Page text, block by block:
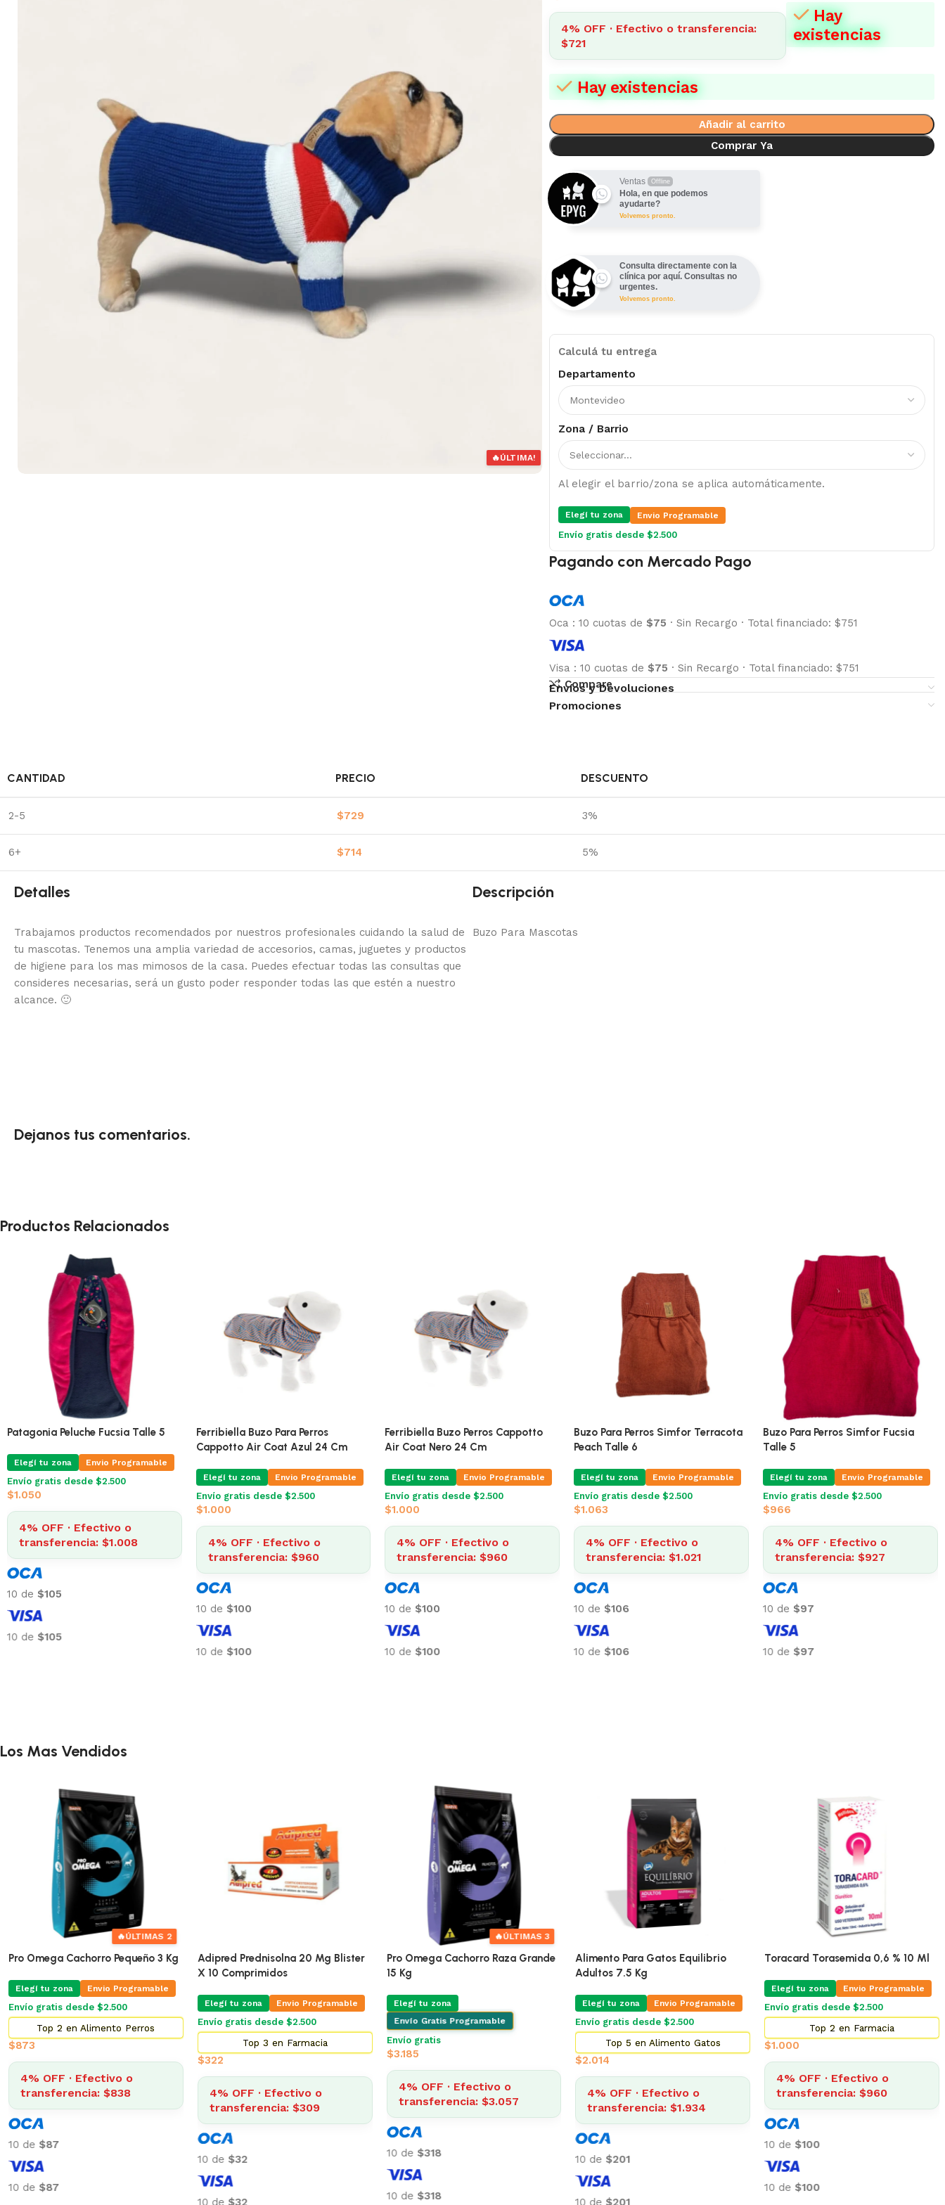
🔥ÚLTIMA!
4% OFF · Efectivo o transferencia:
$721
Hay
existencias
Hay existencias
Añadir al carrito
Comprar Ya
Ventas Offline
Hola, en que podemos
ayudarte?
Volvemos pronto.
Consulta directamente con la
clínica por aquí. Consultas no
urgentes.
Volvemos pronto.
Calculá tu entrega
Departamento
Zona / Barrio
Al elegir el barrio/zona se aplica automáticamente.
Elegí tu zona Envio Programable
Envío gratis desde $2.500
Pagando con Mercado Pago
Oca : 10 cuotas de $75 · Sin Recargo · Total financiado: $751
Visa : 10 cuotas de $75 · Sin Recargo · Total financiado: $751
Compare
Envíos y Devoluciones
Promociones
CANTIDAD PRECIO DESCUENTO
2-5 $729 3%
6+ $714 5%
Detalles
Trabajamos productos recomendados por nuestros profesionales cuidando la salud de
tu mascotas. Tenemos una amplia variedad de accesorios, camas, juguetes y productos
de higiene para los mas mimosos de la casa. Puedes efectuar todas las consultas que
consideres necesarias, será un gusto poder responder todas las que estén a nuestro
alcance. 🙂
Descripción
Buzo Para Mascotas
Dejanos tus comentarios.
Productos Relacionados
Patagonia Peluche Fucsia Talle 5
Elegí tu zona Envio Programable
Envío gratis desde $2.500
$1.050
4% OFF · Efectivo o
transferencia: $1.008
10 de $105
10 de $105
Ferribiella Buzo Para Perros
Cappotto Air Coat Azul 24 Cm
Elegí tu zona Envio Programable
Envío gratis desde $2.500
$1.000
4% OFF · Efectivo o
transferencia: $960
10 de $100
10 de $100
Ferribiella Buzo Perros Cappotto
Air Coat Nero 24 Cm
Elegí tu zona Envio Programable
Envío gratis desde $2.500
$1.000
4% OFF · Efectivo o
transferencia: $960
10 de $100
10 de $100
Buzo Para Perros Simfor Terracota
Peach Talle 6
Elegí tu zona Envio Programable
Envío gratis desde $2.500
$1.063
4% OFF · Efectivo o
transferencia: $1.021
10 de $106
10 de $106
Buzo Para Perros Simfor Fucsia
Talle 5
Elegí tu zona Envio Programable
Envío gratis desde $2.500
$966
4% OFF · Efectivo o
transferencia: $927
10 de $97
10 de $97
Los Mas Vendidos
🔥ÚLTIMAS 2
Pro Omega Cachorro Pequeño 3 Kg
Elegí tu zona Envio Programable
Envío gratis desde $2.500
Top 2 en Alimento Perros
$873
4% OFF · Efectivo o
transferencia: $838
10 de $87
10 de $87
Adipred Prednisolna 20 Mg Blister
X 10 Comprimidos
Elegí tu zona Envio Programable
Envío gratis desde $2.500
Top 3 en Farmacia
$322
4% OFF · Efectivo o
transferencia: $309
10 de $32
10 de $32
🔥ÚLTIMAS 3
Pro Omega Cachorro Raza Grande
15 Kg
Elegí tu zona
Envío Gratis Programable
Envío gratis
$3.185
4% OFF · Efectivo o
transferencia: $3.057
10 de $318
10 de $318
Alimento Para Gatos Equilibrio
Adultos 7.5 Kg
Elegí tu zona Envio Programable
Envío gratis desde $2.500
Top 5 en Alimento Gatos
$2.014
4% OFF · Efectivo o
transferencia: $1.934
10 de $201
10 de $201
Toracard Torasemida 0,6 % 10 Ml
Elegí tu zona Envio Programable
Envío gratis desde $2.500
Top 2 en Farmacia
$1.000
4% OFF · Efectivo o
transferencia: $960
10 de $100
10 de $100